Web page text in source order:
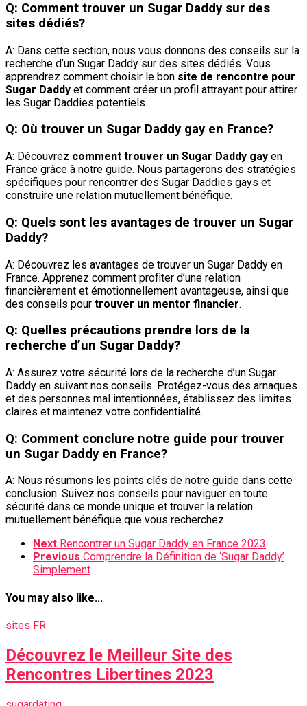
Q: Comment trouver un Sugar Daddy sur des
sites dédiés?
A: Dans cette section, nous vous donnons des conseils sur la
recherche d’un Sugar Daddy sur des sites dédiés. Vous
apprendrez comment choisir le bon site de rencontre pour
Sugar Daddy et comment créer un profil attrayant pour attirer
les Sugar Daddies potentiels.
Q: Où trouver un Sugar Daddy gay en France?
A: Découvrez comment trouver un Sugar Daddy gay en
France grâce à notre guide. Nous partagerons des stratégies
spécifiques pour rencontrer des Sugar Daddies gays et
construire une relation mutuellement bénéfique.
Q: Quels sont les avantages de trouver un Sugar
Daddy?
A: Découvrez les avantages de trouver un Sugar Daddy en
France. Apprenez comment profiter d’une relation
financièrement et émotionnellement avantageuse, ainsi que
des conseils pour trouver un mentor financier.
Q: Quelles précautions prendre lors de la
recherche d’un Sugar Daddy?
A: Assurez votre sécurité lors de la recherche d’un Sugar
Daddy en suivant nos conseils. Protégez-vous des arnaques
et des personnes mal intentionnées, établissez des limites
claires et maintenez votre confidentialité.
Q: Comment conclure notre guide pour trouver
un Sugar Daddy en France?
A: Nous résumons les points clés de notre guide dans cette
conclusion. Suivez nos conseils pour naviguer en toute
sécurité dans ce monde unique et trouver la relation
mutuellement bénéfique que vous recherchez.
Next Rencontrer un Sugar Daddy en France 2023
Previous Comprendre la Définition de ‘Sugar Daddy’
Simplement
You may also like...
sites FR
Découvrez le Meilleur Site des
Rencontres Libertines 2023